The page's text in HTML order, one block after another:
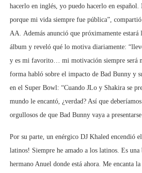
hacerlo en inglés, yo puedo hacerlo en
porque mi vida siempre fue pública”,
AA. Además anunció que próximamente estará
álbum y reveló qué lo motiva diariamente:
y es mi favorito… mi motivación siempre será
forma habló sobre el impacto de Bad Bunny y
en el Super Bowl: “Cuando JLo y Shakira se
mundo le encantó, ¿verdad? Así que
orgullosos de que Bad Bunny vaya a
Por su parte, un enérgico DJ Khaled encendió
latinos! Siempre he amado a los latinos. Es
hermano Anuel donde está ahora. Me encanta